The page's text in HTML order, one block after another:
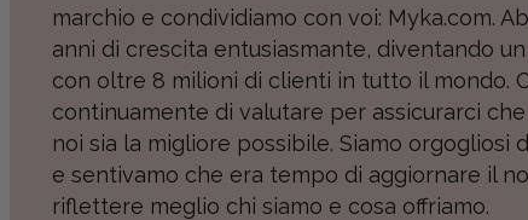
marchio e condividiamo con voi: Myka.com.
anni di crescita entusiasmante, diventando
con oltre 8 milioni di clienti in tutto il mondo.
continuamente di valutare per assicurarci
noi sia la migliore possibile. Siamo orgogliosi
e sentivamo che era tempo di aggiornare il
riflettere meglio chi siamo e cosa offriamo.